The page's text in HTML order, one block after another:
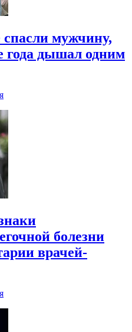
мужчину,
года дышал одним
болезни
врачей-